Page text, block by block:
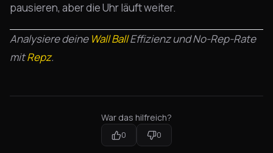
pausieren, aber die Uhr läuft weiter.
Analysiere deine Wall BallEffizienz und No-Rep-Rate
mitRepz.
War das hilfreich?
0 0